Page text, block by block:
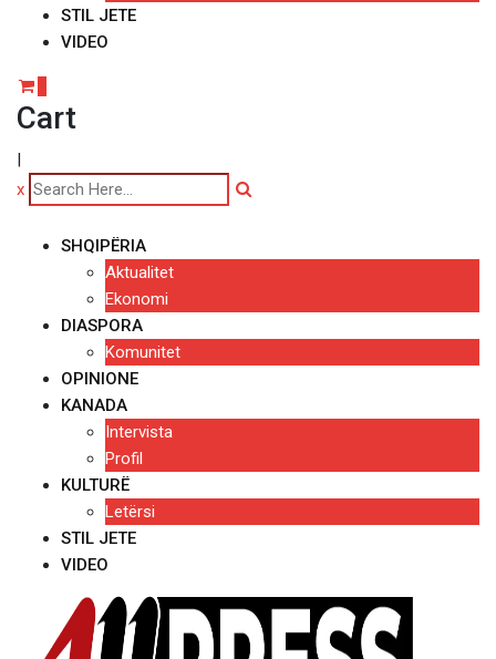
STIL JETE
VIDEO
Cart
|
x
SHQIPËRIA
Aktualitet
Ekonomi
DIASPORA
Komunitet
OPINIONE
KANADA
Intervista
Profil
KULTURË
Letërsi
STIL JETE
VIDEO